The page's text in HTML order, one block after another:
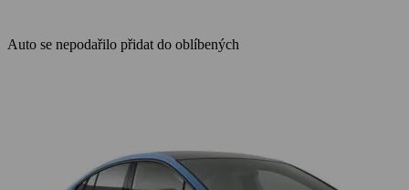
Auto se nepodařilo přidat do oblíbených